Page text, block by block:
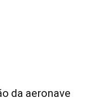
da aeronave